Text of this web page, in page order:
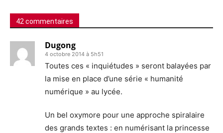
42 commentaires
Dugong
4 octobre 2014 à 5h51
Toutes ces « inquiétudes » seront balayées par
la mise en place d’une série « humanité
numérique » au lycée.
Un bel oxymore pour une approche spiralaire
des grands textes : en numérisant la princesse